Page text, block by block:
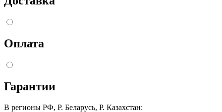
Оплата
Гарантии
В регионы РФ, Р. Беларусь, Р. Казахстан: